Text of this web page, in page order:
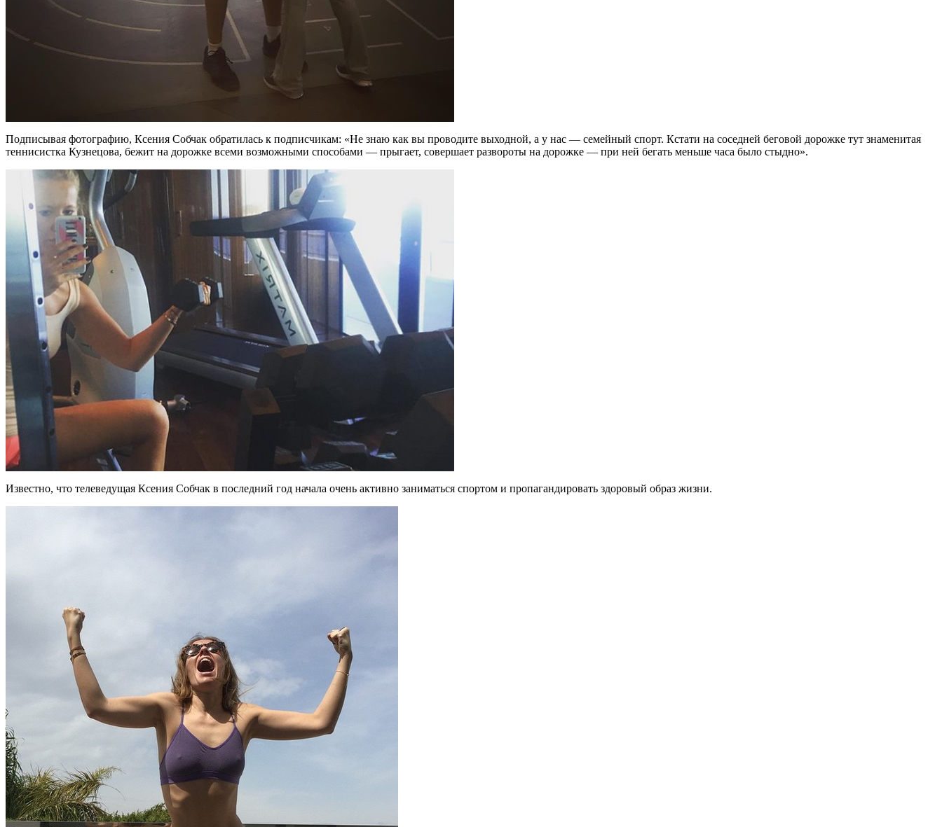
Подписывая фотографию, Ксения Собчак обратилась к подписчикам: «Не знаю как вы проводите выходной, а у нас — семейный спорт. Кстати на соседней беговой дорожке тут знаменитая
теннисистка Кузнецова, бежит на дорожке всеми возможными способами — прыгает, совершает развороты на дорожке — при ней бегать меньше часа было стыдно».
Известно, что телеведущая Ксения Собчак в последний год начала очень активно заниматься спортом и пропагандировать здоровый образ жизни.